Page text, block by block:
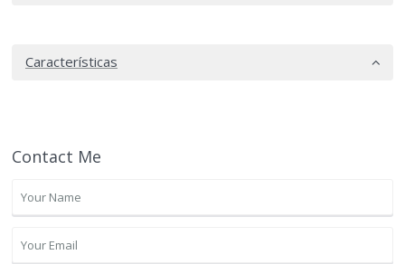
Características
Contact Me